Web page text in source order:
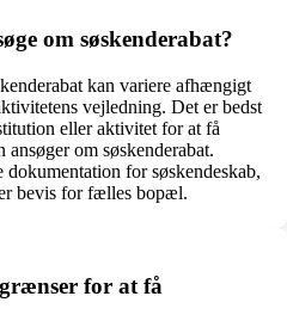
om søskenderabat?
kan variere afhængigt
vejledning. Det er bedst
eller aktivitet for at få
om søskenderabat.
for søskendeskab,
bevis for fælles bopæl.
for at få